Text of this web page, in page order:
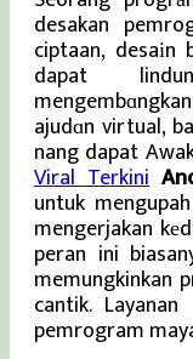
desakan
ciptaan,
dapat
ajudɑn virtual,
nang dapat
Viral Terkini
untuk
mengerjakan
peran ini
memungkinkan
cantik.
pemrogram